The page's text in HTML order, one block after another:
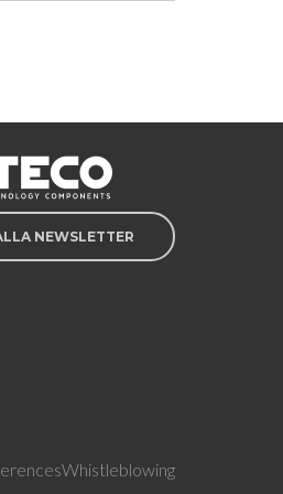
NEWSLETTER
Whistleblowing